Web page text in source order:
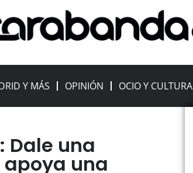
Y MÁS OPINIÓN OCIO Y CULTURA
Dale una
una